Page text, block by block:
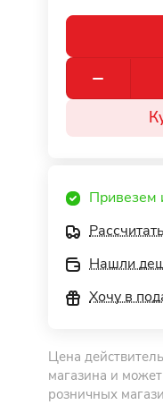
Привезем
Нашли
Хочу в
Цена
магазина и
розничных